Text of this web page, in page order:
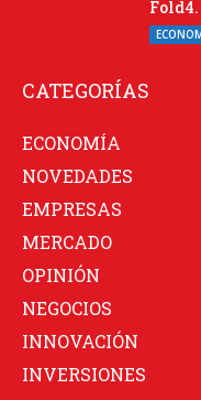
Fold4.
CATEGORÍAS
ECONOMÍA
NOVEDADES
EMPRESAS
MERCADO
OPINIÓN
NEGOCIOS
INNOVACIÓN
INVERSIONES